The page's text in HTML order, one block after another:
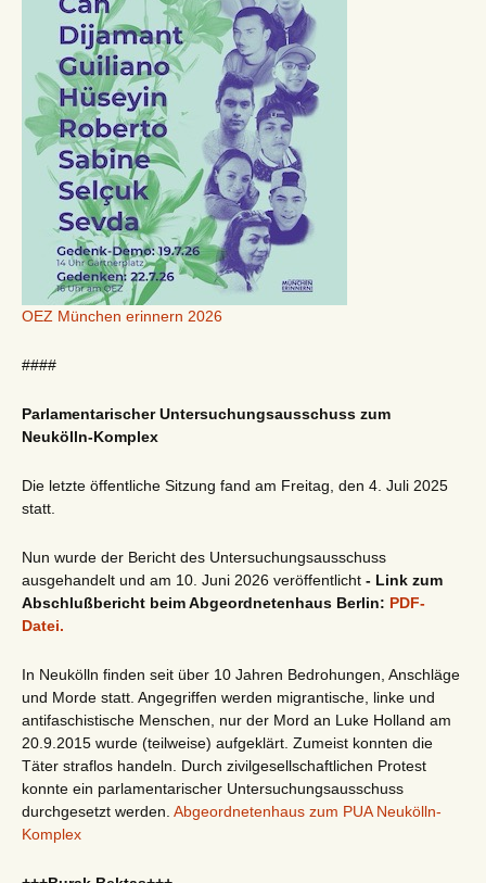
OEZ München erinnern 2026
####
Parlamentarischer Untersuchungsausschuss zum
Neukölln-Komplex
Die letzte öffentliche Sitzung fand am Freitag, den 4. Juli 2025
statt.
Nun wurde der Bericht des Untersuchungsausschuss
ausgehandelt und am 10. Juni 2026 veröffentlicht - Link zum
Abschlußbericht beim Abgeordnetenhaus Berlin: PDF-
Datei.
In Neukölln finden seit über 10 Jahren Bedrohungen, Anschläge
und Morde statt. Angegriffen werden migrantische, linke und
antifaschistische Menschen, nur der Mord an Luke Holland am
20.9.2015 wurde (teilweise) aufgeklärt. Zumeist konnten die
Täter straflos handeln. Durch zivilgesellschaftlichen Protest
konnte ein parlamentarischer Untersuchungsausschuss
durchgesetzt werden. Abgeordnetenhaus zum PUA Neukölln-
Komplex